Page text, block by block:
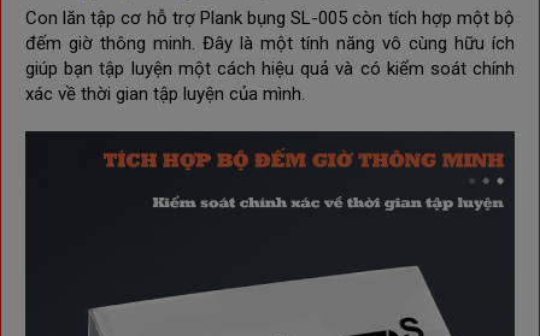
Con lăn tập cơ hỗ trợ Plank bụng SL-005 còn tích hợp một bộ
đếm giờ thông minh. Đây là một tính năng vô cùng hữu ích
giúp bạn tập luyện một cách hiệu quả và có kiểm soát chính
xác về thời gian tập luyện của mình.